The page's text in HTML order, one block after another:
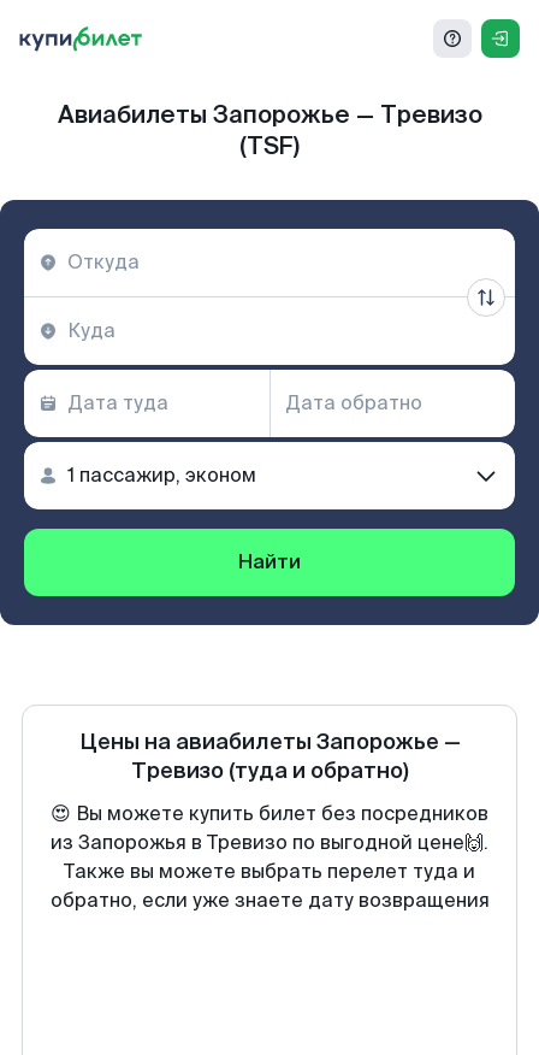
Авиабилеты Запорожье — Тревизо
(TSF)
Найти
Цены на авиабилеты Запорожье —
Тревизо (туда и обратно)
😍 Вы можете купить билет без посредников
из Запорожья в Тревизо по выгодной цене🙌.
Также вы можете выбрать перелет туда и
обратно, если уже знаете дату возвращения